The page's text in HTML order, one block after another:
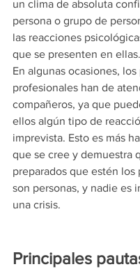
un clima de absoluta
persona o grupo de
las reacciones
que se presenten en ellas.
En algunas ocasiones,
profesionales han de
compañeros, ya que
ellos algún tipo de
imprevista. Esto es más
que se cree y demuestra
preparados que estén los
son personas, y nadie es
una crisis.
Principales